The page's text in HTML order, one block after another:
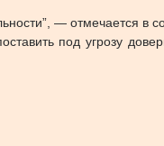
— отмечается в
под угрозу